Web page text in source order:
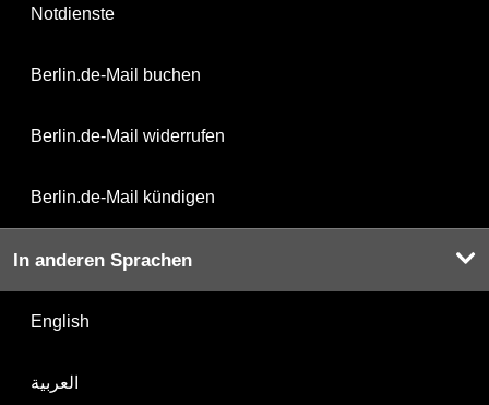
Notdienste
Berlin.de-Mail buchen
Berlin.de-Mail widerrufen
Berlin.de-Mail kündigen
In anderen Sprachen
English
العربية